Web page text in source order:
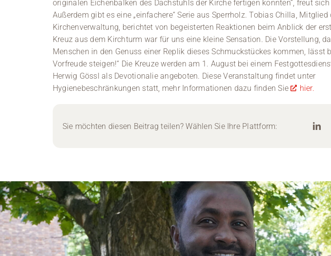
originalen Eichenbalken des Dachstuhls der Kirche fertigen konnten“, freut
Außerdem gibt es eine „einfachere“ Serie aus Sperrholz. Tobias Chilla, Mitglied
Kirchenverwaltung, berichtet von begeisterten Reaktionen beim Anblick der
Kreuz aus dem Kirchturm war für uns eine kleine Sensation. Die Vorstellung,
Menschen in den Genuss einer Replik dieses Schmuckstückes kommen, lässt
Vorfreude steigen!“ Die Kreuze werden am 1. August bei einem
Herwig Gössl als Devotionalie angeboten. Diese Veranstaltung findet unter
Hygienebeschränkungen statt, mehr Informationen dazu finden Sie
hier.
Sie möchten diesen Beitrag teilen? Wählen Sie Ihre Plattform: